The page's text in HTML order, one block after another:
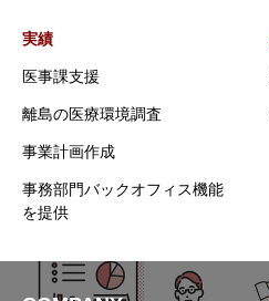
実績
医事課支援
離島の医療環境調査
事業計画作成
事務部門バックオフィス機能
を提供